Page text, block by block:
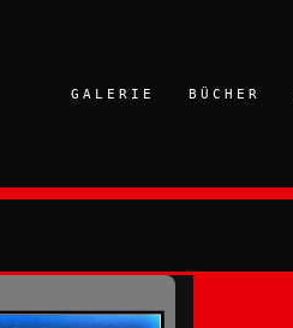
GALERIE BÜCHER